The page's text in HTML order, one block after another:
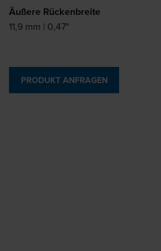
Äußere Rückenbreite
11,9 mm | 0,47"
PRODUKT ANFRAGEN